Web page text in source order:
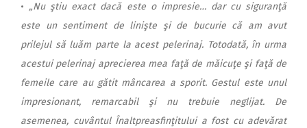
• „Nu ştiu exact dacă este o impresie… dar cu siguranţă
este un sentiment de linişte şi de bucurie că am avut
prilejul să luăm parte la acest pelerinaj. Totodată, în urma
acestui pelerinaj aprecierea mea faţă de măicuţe şi faţă de
femeile care au gătit mâncarea a sporit. Gestul este unul
impresionant, remarcabil şi nu trebuie neglijat. De
asemenea, cuvântul Înaltpreasfinţitului a fost cu adevărat